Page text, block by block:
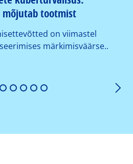
2 3 4 5 6
tootmist
on viimastel
märkimisväärse..